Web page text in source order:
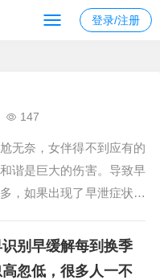
登录/注册
147
无奈，女伴得不到应有的
谐是巨大的伤害。导致早
，如果出现了早泄症状，
因素，积极地治疗原发
别早缓解每到换季
忽低，很多人一不